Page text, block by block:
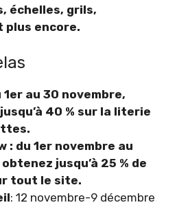
échelles, grils,
plus encore.
au 30 novembre,
40 % sur la literie
: du 1er novembre au
jusqu’à 25 % de
tout le site.
: 12 novembre-9 décembre